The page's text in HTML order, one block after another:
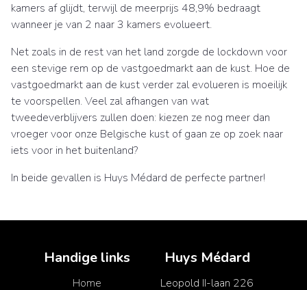
kamers af glijdt, terwijl de meerprijs 48,9% bedraagt
wanneer je van 2 naar 3 kamers evolueert.
Net zoals in de rest van het land zorgde de lockdown voor
een stevige rem op de vastgoedmarkt aan de kust. Hoe de
vastgoedmarkt aan de kust verder zal evolueren is moeilijk
te voorspellen. Veel zal afhangen van wat
tweedeverblijvers zullen doen: kiezen ze nog meer dan
vroeger voor onze Belgische kust of gaan ze op zoek naar
iets voor in het buitenland?
In beide gevallen is Huys Médard de perfecte partner!
Handige links
Home
Huys Médard
Leopold II-laan 226